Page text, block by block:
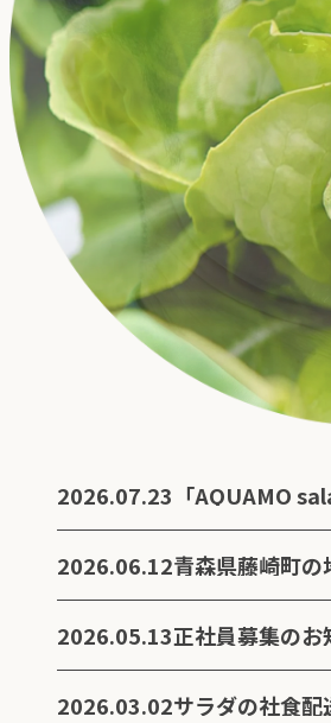
2026.07.23
2026.06.12
2026.05.13正社員募集のお
2026.03.02サラダの社食配